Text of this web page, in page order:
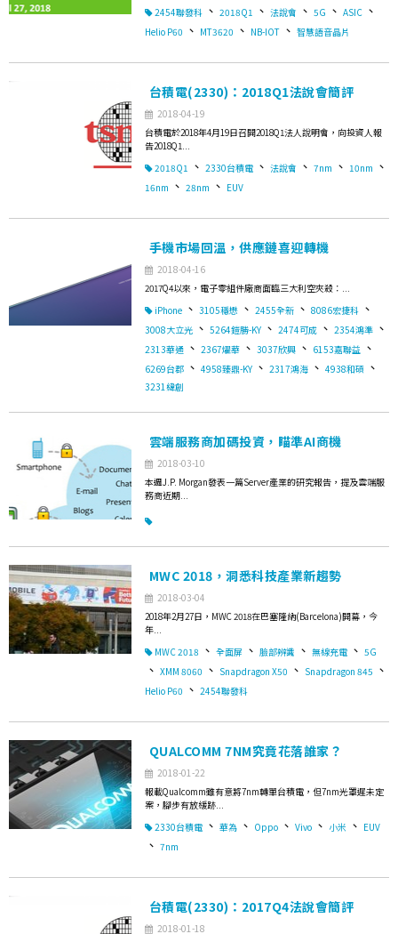
2454聯發科 、 2018Q1 、 法說會 、 5G 、 ASIC 、
Helio P60 、 MT3620 、 NB-IOT 、 智慧語音晶片
台積電(2330)：2018Q1法說會簡評
2018-04-19
台積電於2018年4月19日召開2018Q1法人說明會，向投資人報
告2018Q1...
2018Q1 、 2330台積電 、 法說會 、 7nm 、 10nm 、
16nm 、 28nm 、 EUV
手機市場回溫，供應鏈喜迎轉機
2018-04-16
2017Q4以來，電子零組件廠商面臨三大利空夾殺：...
iPhone 、 3105穩懋 、 2455全新 、 8086宏捷科 、
3008大立光 、 5264鎧勝-KY 、 2474可成 、 2354鴻準 、
2313華通 、 2367燿華 、 3037欣興 、 6153嘉聯益 、
6269台郡 、 4958臻鼎-KY 、 2317鴻海 、 4938和碩 、
3231緯創
雲端服務商加碼投資，瞄準AI商機
2018-03-10
本週J.P. Morgan發表一篇Server產業的研究報告，提及雲端服
務商近期...
MWC 2018，洞悉科技產業新趨勢
2018-03-04
2018年2月27日，MWC 2018在巴塞隆納(Barcelona)開幕，今
年...
MWC 2018 、 全面屏 、 臉部辨識 、 無線充電 、 5G
、 XMM 8060 、 Snapdragon X50 、 Snapdragon 845 、
Helio P60 、 2454聯發科
QUALCOMM 7NM究竟花落誰家？
2018-01-22
報載Qualcomm雖有意將7nm轉單台積電，但7nm光罩遲未定
案，腳步有放緩跡...
2330台積電 、 華為 、 Oppo 、 Vivo 、 小米 、 EUV
、 7nm
台積電(2330)：2017Q4法說會簡評
2018-01-18